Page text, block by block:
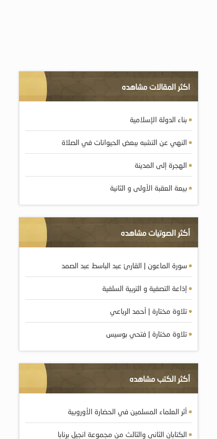
اكثر المقالات مشاهده
بناء الدولة الإسلامية
النهي عن التشبه ببعض الحيوانات في الصلاة
الهجرة إلى المدينة
بيعة العقبة الأولى و الثانية
أكثر الصوتيات مشاهده
سورة الماعون | القارئ عبد الباسط عبد الصمد
إذاعة التصفية و التربية السلفية
تلاوة مختارة | أحمد الرباعي
تلاوة مختارة | فتحي بوسيس
أكثر الكتب مشاهده
أثر العلماء المسلمين في الحضارة الأوروبية
الكتابان الثانى والثالث من مجموعة انجيل برنابا